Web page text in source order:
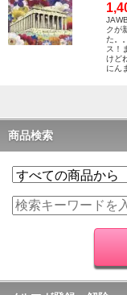
クが
た。
ス！
けど
にん
商品検索